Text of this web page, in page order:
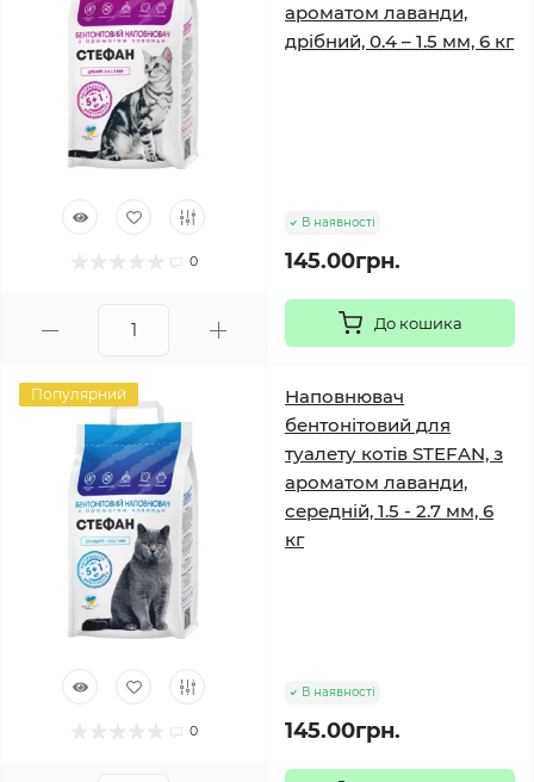
0
ароматом лаванди,
дрібний, 0.4 – 1.5 мм, 6 кг
В наявності
145.00грн.
До кошика
Популярний
0
Наповнювач
бентонітовий для
туалету котів STEFAN, з
ароматом лаванди,
середній, 1.5 - 2.7 мм, 6
кг
В наявності
145.00грн.